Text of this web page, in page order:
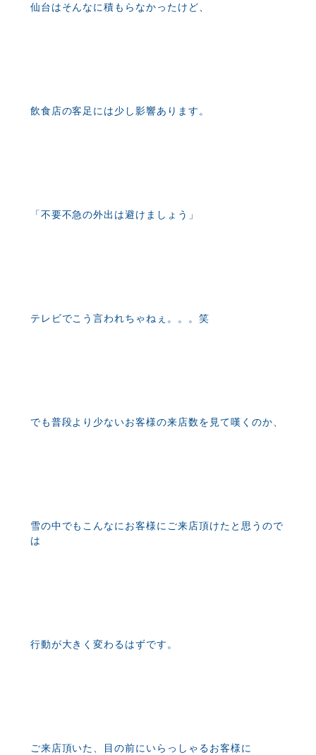
仙台はそんなに積もらなかったけど、
飲食店の客足には少し影響あります。
「不要不急の外出は避けましょう」
テレビでこう言われちゃねぇ。。。笑
でも普段より少ないお客様の来店数を見て嘆くのか、
雪の中でもこんなにお客様にご来店頂けたと思うので
は
行動が大きく変わるはずです。
ご来店頂いた、目の前にいらっしゃるお客様に